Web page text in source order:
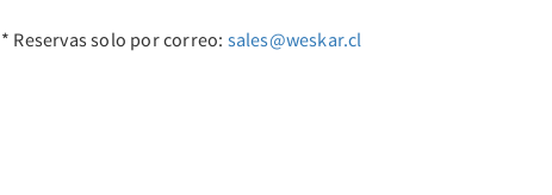
* Reservas solo por correo: sales@weskar.cl